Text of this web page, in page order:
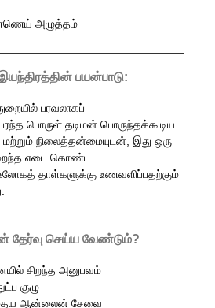
அழுத்தம்
பயன்பாடு:
பரவலாகப்
பரந்த பொருள் தடிமன் பொருந்தக்கூடிய
மற்றும் நிலைத்தன்மையுடன், இது ஒரு
எடை கொண்ட
உலோகத் தாள்களுக்கு உணவளிப்பதற்கும்
செய்ய வேண்டும்?
சிறந்த அனுபவம்
குழு
ஆன்லைன் சேவை